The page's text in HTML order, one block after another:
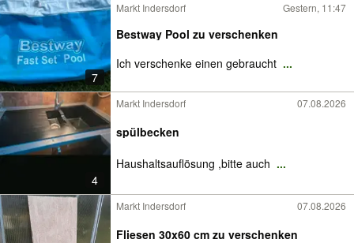
7
Markt Indersdorf Gestern, 11:47
Bestway Pool zu verschenken
Ich verschenke einen gebraucht ...
4
Markt Indersdorf 07.08.2026
spülbecken
Haushaltsauflösung ,bitte auch ...
Markt Indersdorf 07.08.2026
Fliesen 30x60 cm zu verschenken